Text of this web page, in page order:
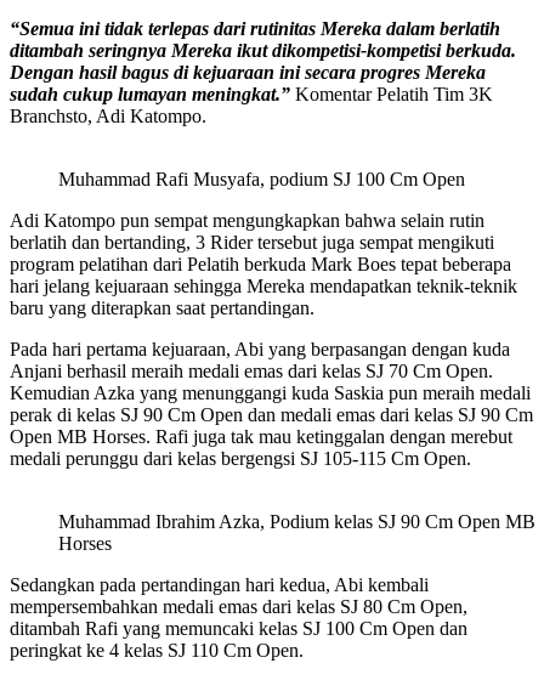
“Semua ini tidak terlepas dari rutinitas Mereka dalam berlatih
ditambah seringnya Mereka ikut dikompetisi-kompetisi berkuda.
Dengan hasil bagus di kejuaraan ini secara progres Mereka
sudah cukup lumayan meningkat.” Komentar Pelatih Tim 3K
Branchsto, Adi Katompo.
Muhammad Rafi Musyafa, podium SJ 100 Cm Open
Adi Katompo pun sempat mengungkapkan bahwa selain rutin
berlatih dan bertanding, 3 Rider tersebut juga sempat mengikuti
program pelatihan dari Pelatih berkuda Mark Boes tepat beberapa
hari jelang kejuaraan sehingga Mereka mendapatkan teknik-teknik
baru yang diterapkan saat pertandingan.
Pada hari pertama kejuaraan, Abi yang berpasangan dengan kuda
Anjani berhasil meraih medali emas dari kelas SJ 70 Cm Open.
Kemudian Azka yang menunggangi kuda Saskia pun meraih medali
perak di kelas SJ 90 Cm Open dan medali emas dari kelas SJ 90 Cm
Open MB Horses. Rafi juga tak mau ketinggalan dengan merebut
medali perunggu dari kelas bergengsi SJ 105-115 Cm Open.
Muhammad Ibrahim Azka, Podium kelas SJ 90 Cm Open MB
Horses
Sedangkan pada pertandingan hari kedua, Abi kembali
mempersembahkan medali emas dari kelas SJ 80 Cm Open,
ditambah Rafi yang memuncaki kelas SJ 100 Cm Open dan
peringkat ke 4 kelas SJ 110 Cm Open.